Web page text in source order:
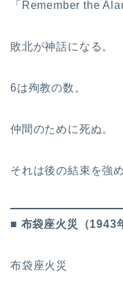
「Remember the
敗北が神話になる。
6は殉教の数。
仲間のために死ぬ。
それは後の結束を強め
■ 布袋座火災（1943
布袋座火災